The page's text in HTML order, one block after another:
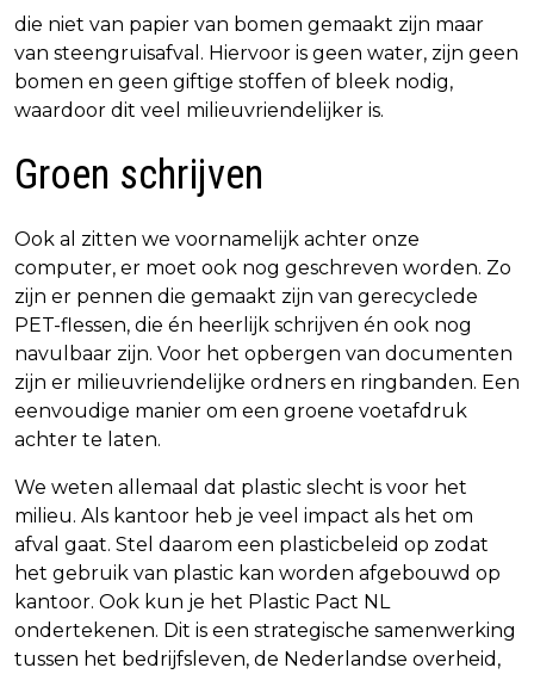
die niet van papier van bomen gemaakt zijn maar
van steengruisafval. Hiervoor is geen water, zijn geen
bomen en geen giftige stoffen of bleek nodig,
waardoor dit veel milieuvriendelijker is.
Groen schrijven
Ook al zitten we voornamelijk achter onze
computer, er moet ook nog geschreven worden. Zo
zijn er pennen die gemaakt zijn van gerecyclede
PET-flessen, die én heerlijk schrijven én ook nog
navulbaar zijn. Voor het opbergen van documenten
zijn er milieuvriendelijke ordners en ringbanden. Een
eenvoudige manier om een groene voetafdruk
achter te laten.
We weten allemaal dat plastic slecht is voor het
milieu. Als kantoor heb je veel impact als het om
afval gaat. Stel daarom een plasticbeleid op zodat
het gebruik van plastic kan worden afgebouwd op
kantoor. Ook kun je het Plastic Pact NL
ondertekenen. Dit is een strategische samenwerking
tussen het bedrijfsleven, de Nederlandse overheid,